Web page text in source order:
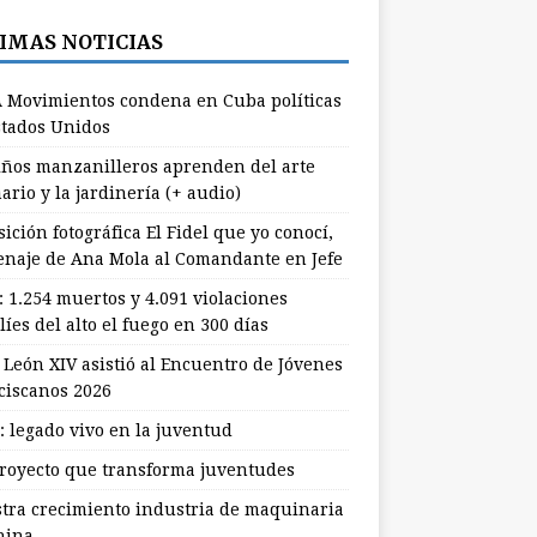
NOTICIAS
Movimientos condena en Cuba políticas
Unidos
manzanilleros aprenden del arte
y la jardinería (+ audio)
fotográfica El Fidel que yo conocí,
de Ana Mola al Comandante en Jefe
1.254 muertos y 4.091 violaciones
del alto el fuego en 300 días
León XIV asistió al Encuentro de Jóvenes
2026
legado vivo en la juventud
que transforma juventudes
crecimiento industria de maquinaria